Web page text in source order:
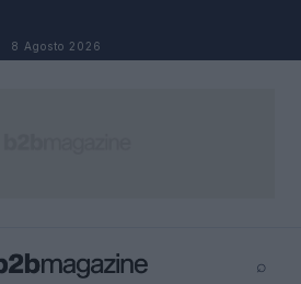
8 Agosto 2026
⌕